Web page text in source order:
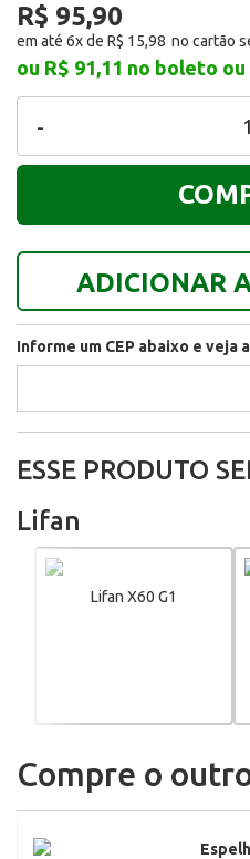
R$ 95,90
em até 6x de R$ 15,98
ou R$ 91,11 no boleto ou
-
ADICIONAR
Informe um CEP abaixo e veja
ESSE PRODUTO
Lifan
Lifan X60 G1
Compre o